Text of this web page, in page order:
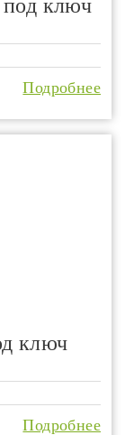
под ключ
Подробнее
ключ
Подробнее